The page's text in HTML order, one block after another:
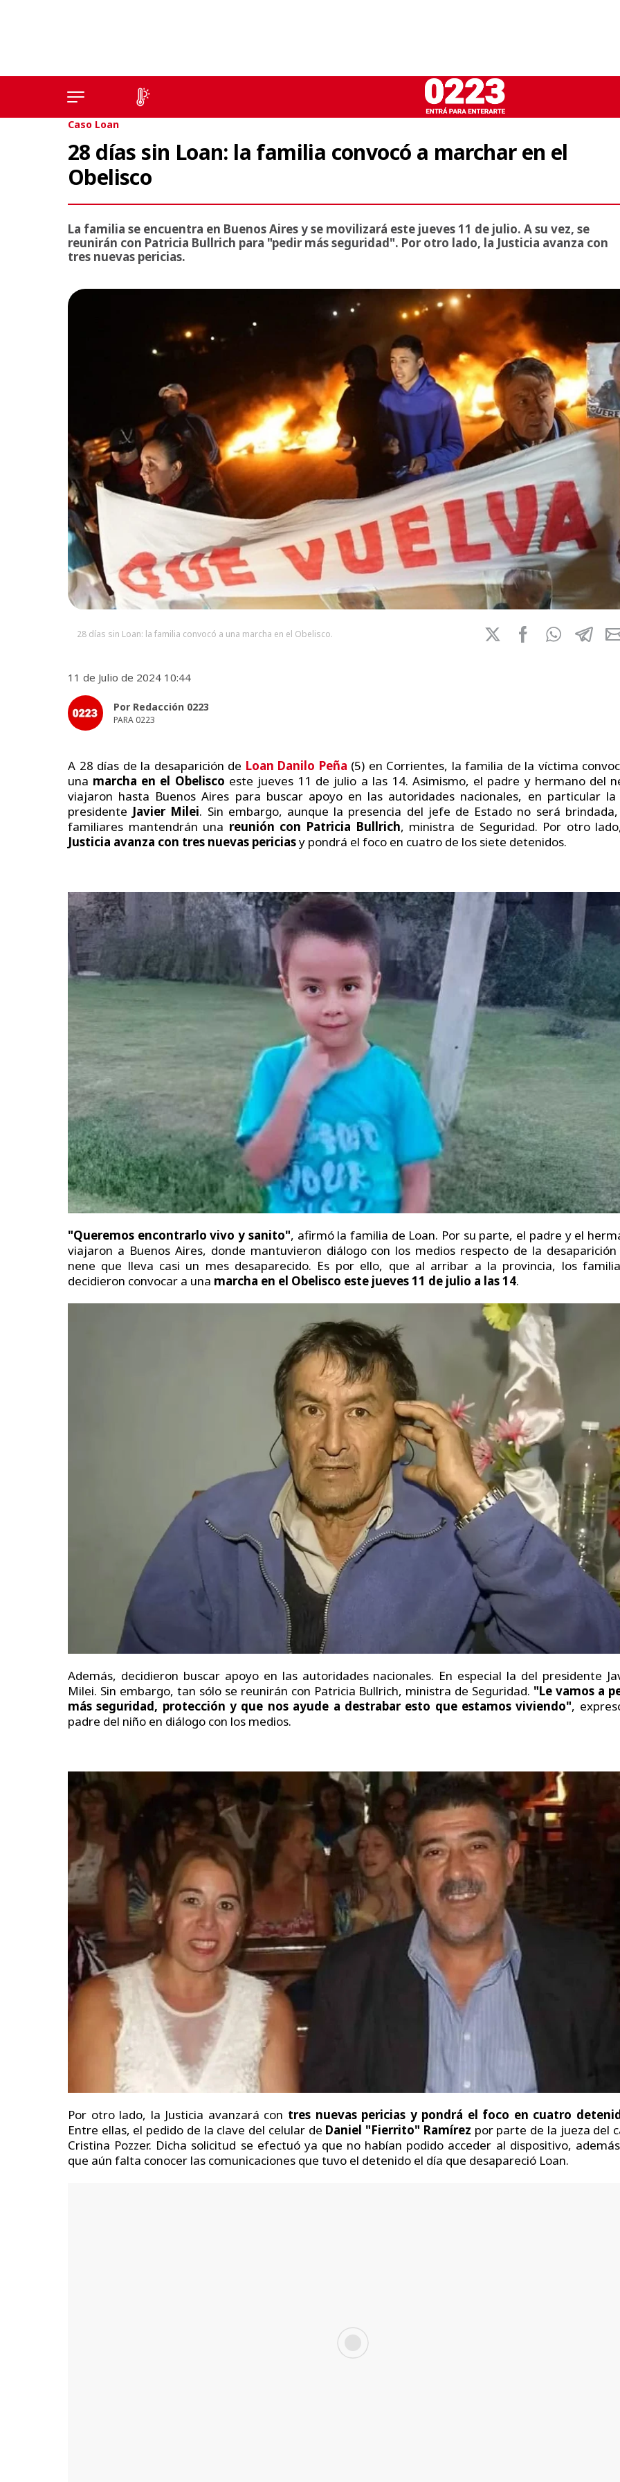
Caso Loan
28 días sin Loan: la familia convocó a marchar en el
Obelisco
La familia se encuentra en Buenos Aires y se movilizará este jueves 11 de julio. A su vez, se
reunirán con Patricia Bullrich para "pedir más seguridad". Por otro lado, la Justicia avanza con
tres nuevas pericias.
28 días sin Loan: la familia convocó a una marcha en el Obelisco.
11 de Julio de 2024 10:44
Por Redacción 0223
PARA 0223
A 28 días de la desaparición de Loan Danilo Peña (5) en Corrientes, la familia de la víctima
una marcha en el Obelisco este jueves 11 de julio a las 14. Asimismo, el padre y hermano del
viajaron hasta Buenos Aires para buscar apoyo en las autoridades nacionales, en particular la
presidente Javier Milei. Sin embargo, aunque la presencia del jefe de Estado no será
familiares mantendrán una reunión con Patricia Bullrich, ministra de Seguridad. Por otro
Justicia avanza con tres nuevas periciasy pondrá el foco en cuatro de los siete detenidos.
"Queremos encontrarlo vivo y sanito", afirmó la familia de Loan. Por su parte, el padre y el
viajaron a Buenos Aires, donde mantuvieron diálogo con los medios respecto de la
nene que lleva casi un mes desaparecido. Es por ello, que al arribar a la provincia, los
decidieron convocar a una marcha en el Obelisco este jueves 11 de julio a las 14.
Además, decidieron buscar apoyo en las autoridades nacionales. En especial la del presidente
Milei. Sin embargo, tan sólo se reunirán con Patricia Bullrich, ministra de Seguridad. "Le vamos a
más seguridad, protección y que nos ayude a destrabar esto que estamos viviendo",
padre del niño en diálogo con los medios.
Por otro lado, la Justicia avanzará con tres nuevas pericias y pondrá el foco en cuatro
Entre ellas, el pedido de la clave del celular de Daniel "Fierrito" Ramírez por parte de la jueza del
Cristina Pozzer. Dicha solicitud se efectuó ya que no habían podido acceder al dispositivo,
que aún falta conocer las comunicaciones que tuvo el detenido el día que desapareció Loan.